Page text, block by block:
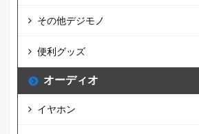
その他デジモノ
便利グッズ
オーディオ
イヤホン